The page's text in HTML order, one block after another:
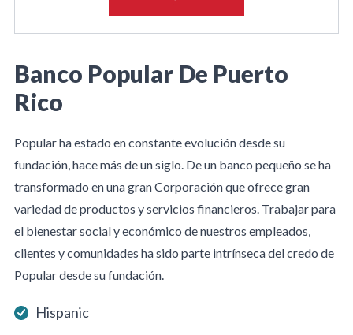
Banco Popular De Puerto
Rico
Popular ha estado en constante evolución desde su
fundación, hace más de un siglo. De un banco pequeño se ha
transformado en una gran Corporación que ofrece gran
variedad de productos y servicios financieros. Trabajar para
el bienestar social y económico de nuestros empleados,
clientes y comunidades ha sido parte intrínseca del credo de
Popular desde su fundación.
Hispanic